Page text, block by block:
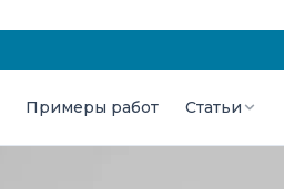
Примеры работ Статьи